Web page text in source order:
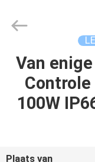
HUIS
LIMITED.
Van
100W
Plaats van